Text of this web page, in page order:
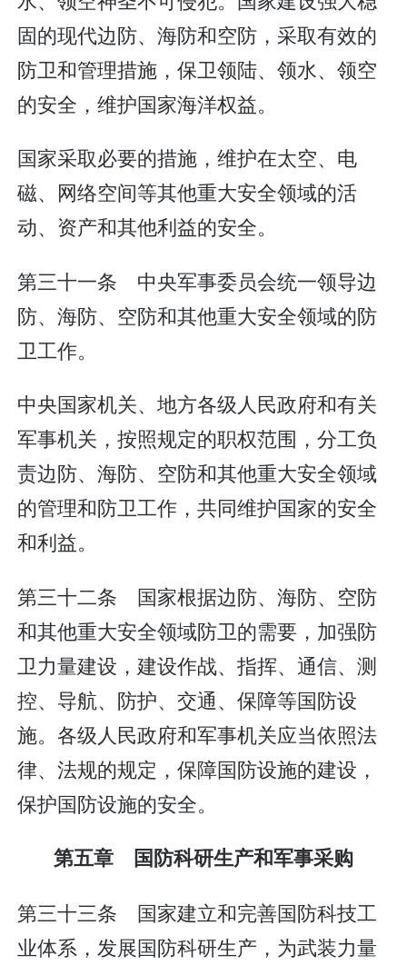
固的现代边防、海防和空防，采取有效的
防卫和管理措施，保卫领陆、领水、领空
的安全，维护国家海洋权益。
国家采取必要的措施，维护在太空、电
磁、网络空间等其他重大安全领域的活
动、资产和其他利益的安全。
第三十一条 中央军事委员会统一领导边
防、海防、空防和其他重大安全领域的防
卫工作。
中央国家机关、地方各级人民政府和有关
军事机关，按照规定的职权范围，分工负
责边防、海防、空防和其他重大安全领域
的管理和防卫工作，共同维护国家的安全
和利益。
第三十二条 国家根据边防、海防、空防
和其他重大安全领域防卫的需要，加强防
卫力量建设，建设作战、指挥、通信、测
控、导航、防护、交通、保障等国防设
施。各级人民政府和军事机关应当依照法
律、法规的规定，保障国防设施的建设，
保护国防设施的安全。
第五章 国防科研生产和军事采购
第三十三条 国家建立和完善国防科技工
业体系，发展国防科研生产，为武装力量